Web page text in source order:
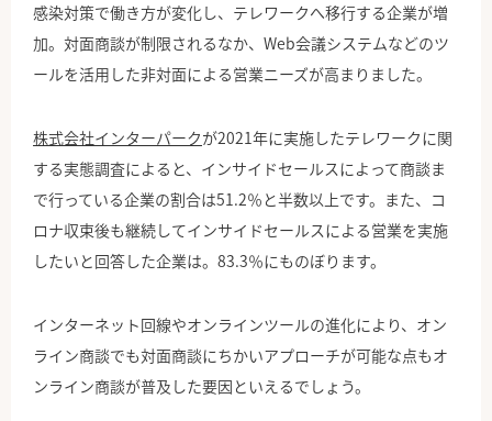
感染対策で働き方が変化し、テレワークへ移行する企業が増
加。対面商談が制限されるなか、Web会議システムなどのツ
ールを活用した非対面による営業ニーズが高まりました。
株式会社インターパークが2021年に実施したテレワークに関
する実態調査によると、インサイドセールスによって商談ま
で行っている企業の割合は51.2％と半数以上です。また、コ
ロナ収束後も継続してインサイドセールスによる営業を実施
したいと回答した企業は。83.3％にものぼります。
インターネット回線やオンラインツールの進化により、オン
ライン商談でも対面商談にちかいアプローチが可能な点もオ
ンライン商談が普及した要因といえるでしょう。